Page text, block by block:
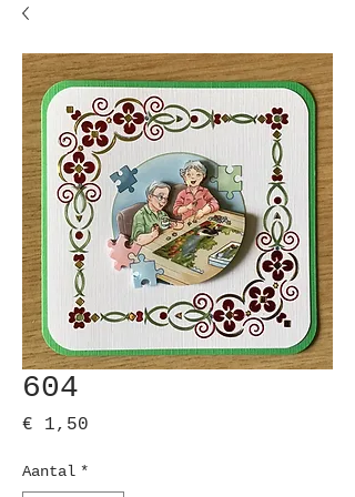
604
€ 1,50
Aantal *